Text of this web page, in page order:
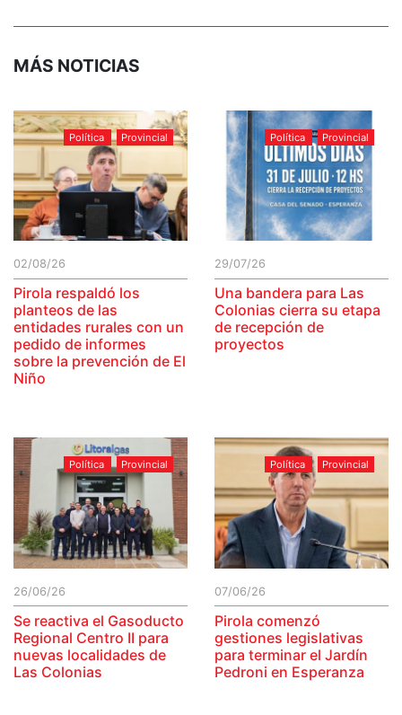
MÁS NOTICIAS
Política Provincial
02/08/26
Pirola respaldó los
planteos de las
entidades rurales con un
pedido de informes
sobre la prevención de El
Niño
Política Provincial
29/07/26
Una bandera para Las
Colonias cierra su etapa
de recepción de
proyectos
Política Provincial
26/06/26
Se reactiva el Gasoducto
Regional Centro II para
nuevas localidades de
Las Colonias
Política Provincial
07/06/26
Pirola comenzó
gestiones legislativas
para terminar el Jardín
Pedroni en Esperanza